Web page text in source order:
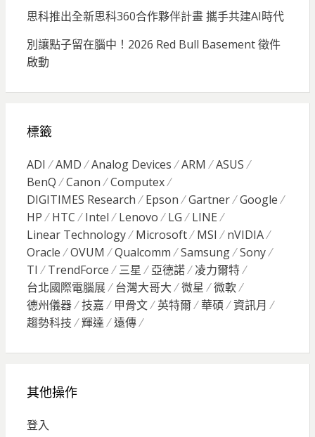
思科推出全新思科360合作夥伴計畫 攜手共建AI時代
別讓點子留在腦中！2026 Red Bull Basement 徵件
啟動
標籤
ADI AMD Analog Devices ARM
ASUS
BenQ
Canon
Computex
DIGITIMES Research
Epson Gartner
Google
HP
HTC Intel Lenovo LG
LINE
Linear Technology
Microsoft MSI
nVIDIA
Oracle
OVUM Qualcomm Samsung
Sony
TI
TrendForce 三星 亞德諾
凌力爾特
台北國際電腦展
台灣大哥大 微星
微軟
德州儀器
技嘉 甲骨文 英特爾 華碩
資訊月
趨勢科技
輝達 遠傳
其他操作
登入